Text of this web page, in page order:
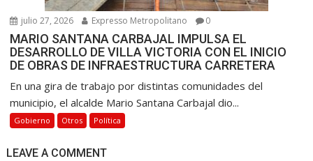
julio 27, 2026 Expresso Metropolitano 0
MARIO SANTANA CARBAJAL IMPULSA EL
DESARROLLO DE VILLA VICTORIA CON EL INICIO
DE OBRAS DE INFRAESTRUCTURA CARRETERA
En una gira de trabajo por distintas comunidades del
municipio, el alcalde Mario Santana Carbajal dio...
Gobierno Otros Política
LEAVE A COMMENT